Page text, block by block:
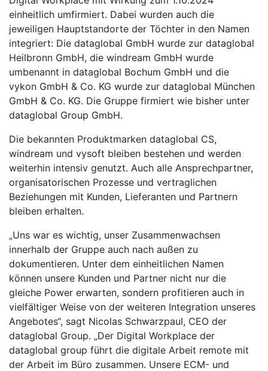
einheitlich umfirmiert. Dabei wurden auch die
jeweiligen Hauptstandorte der Töchter in den Namen
integriert: Die dataglobal GmbH wurde zur dataglobal
Heilbronn GmbH, die windream GmbH wurde
umbenannt in dataglobal Bochum GmbH und die
vykon GmbH & Co. KG wurde zur dataglobal München
GmbH & Co. KG. Die Gruppe firmiert wie bisher unter
dataglobal Group GmbH.
Die bekannten Produktmarken dataglobal CS,
windream und vysoft bleiben bestehen und werden
weiterhin intensiv genutzt. Auch alle Ansprechpartner,
organisatorischen Prozesse und vertraglichen
Beziehungen mit Kunden, Lieferanten und Partnern
bleiben erhalten.
„Uns war es wichtig, unser Zusammenwachsen
innerhalb der Gruppe auch nach außen zu
dokumentieren. Unter dem einheitlichen Namen
können unsere Kunden und Partner nicht nur die
gleiche Power erwarten, sondern profitieren auch in
vielfältiger Weise von der weiteren Integration unseres
Angebotes“, sagt Nicolas Schwarzpaul, CEO der
dataglobal Group. „Der Digital Workplace der
dataglobal group führt die digitale Arbeit remote mit
der Arbeit im Büro zusammen. Unsere ECM- und